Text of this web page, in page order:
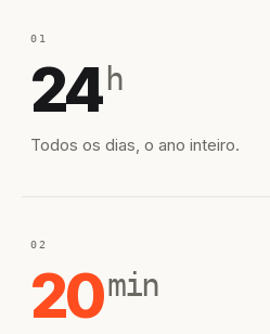
01
24 h
Todos os dias, o ano inteiro.
02
20min